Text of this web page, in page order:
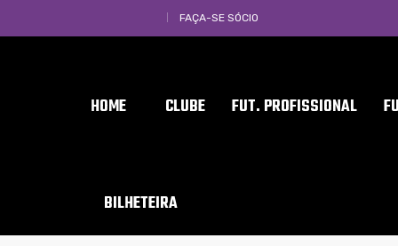
FAÇA-SE SÓCIO
HOME CLUBE FUT. PROFISSIONAL
BILHETEIRA